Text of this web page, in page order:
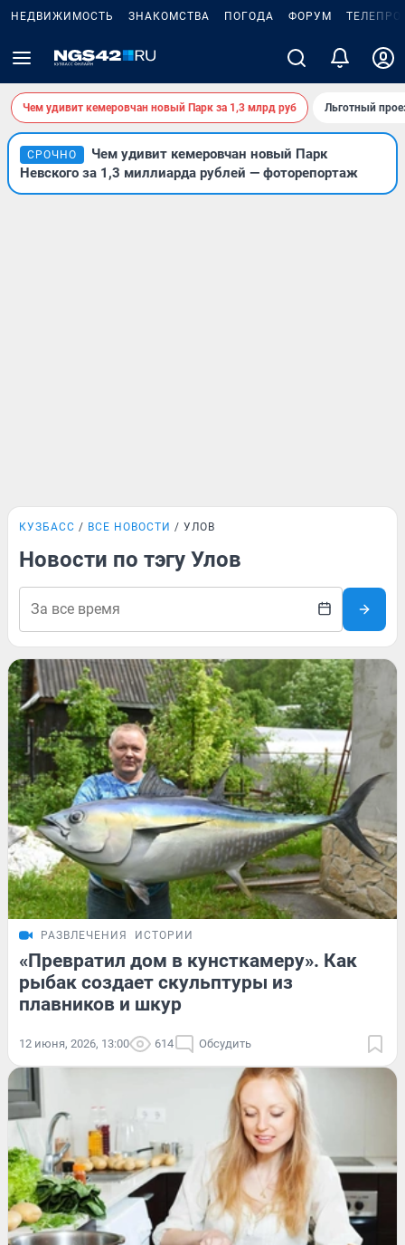
НЕДВИЖИМОСТЬ ЗНАКОМСТВА ПОГОДА ФОРУМ
Чем удивит кемеровчан новый Парк за 1,3 млрд руб Льготный
СРОЧНО
Чем удивит кемеровчан новый Парк
Невского за 1,3 миллиарда рублей — фоторепортаж
КУЗБАСС ВСЕ НОВОСТИ УЛОВ
Новости по тэгу Улов
РАЗВЛЕЧЕНИЯ ИСТОРИИ
«Превратил дом в кунсткамеру». Как
рыбак создает скульптуры из
плавников и шкур
12 июня, 2026, 13:00 614 Обсудить